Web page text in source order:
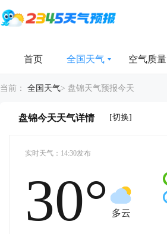
首页 全国天气 空气质量
当前： 全国天气> 盘锦天气预报今天
盘锦今天天气详情 [切换]
实时天气：14:30发布
30° 多云